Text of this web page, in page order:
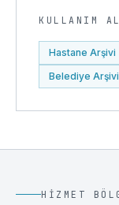
KULLANIM
Hastane Arşivi
Belediye Arşivi
HIZMET